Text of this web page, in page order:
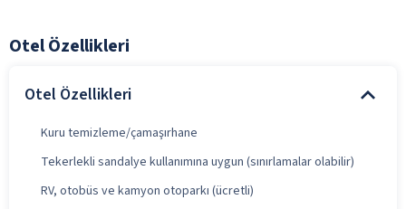
Otel Özellikleri
Otel Özellikleri
Kuru temizleme/çamaşırhane
Tekerlekli sandalye kullanımına uygun (sınırlamalar olabilir)
RV, otobüs ve kamyon otoparkı (ücretli)